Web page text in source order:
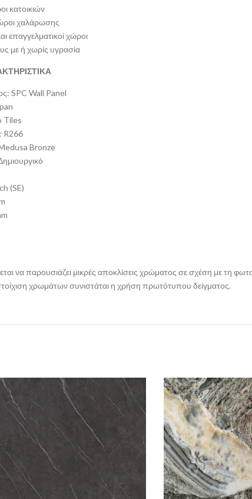
κατοικιών
χαλάρωσης
επαγγελματικοί χώροι
με ή χωρίς υγρασία
SPC Wall Panel
Tiles
R266
Bronze
(SE)
να παρουσιάζει μικρές αποκλίσεις χρώματος σε σχέση με τη
χρωμάτων συνιστάται η χρήση πρωτότυπου δείγματος.